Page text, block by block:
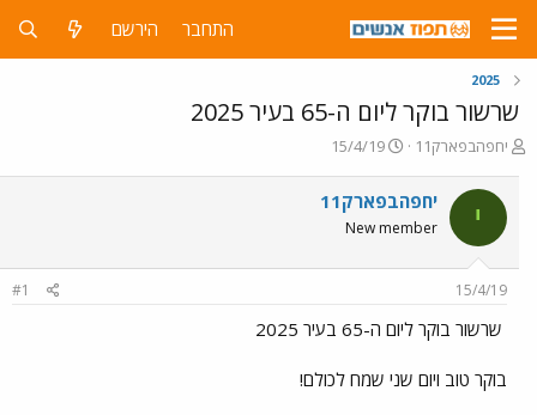
התחבר הירשם
2025
שרשור בוקר ליום ה-65 בעיר 2025
פ
ח
ה
ו
ש
יחפהבפארק11
פ
ס
ם
ת
15/4/19
י יחפהבפארק11
New member
15/4/19
#1
שרשור בוקר ליום ה-65 בעיר 2025
בוקר טוב ויום שני שמח לכולם!